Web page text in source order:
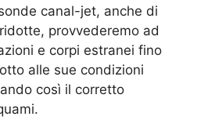
canal-jet, anche di
provvederemo ad
e corpi estranei fino
alle sue condizioni
così il corretto